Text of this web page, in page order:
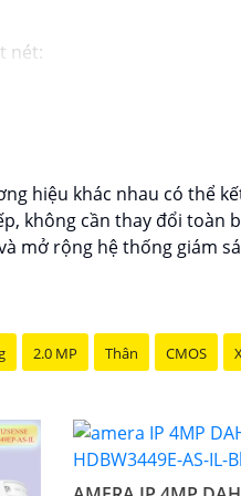
nét:
gây giựt lag.
và cập nhật phần mềm
bị lưu trữ nội bộ.
tin cậy hoạt động ổn định
hiệu khác nhau có thể
không cần thay đổi toàn
mở rộng hệ thống giám
2.0 MP Thân CMOS